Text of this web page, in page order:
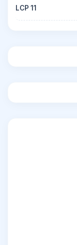
LCP 11